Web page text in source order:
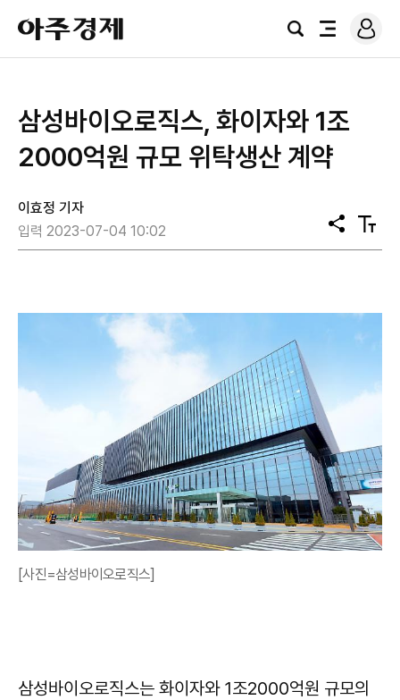
아
주
경
검
전
로
그
​삼성바이오로직스, 화이자와 1조
2000억원 규모 위탁생산 계약
이효정 기자
입력 2023-07-04 10:02
공
유
텍
스
[사진=삼성바이오로직스]
삼성바이오로직스는 화이자와 1조2000억원 규모의